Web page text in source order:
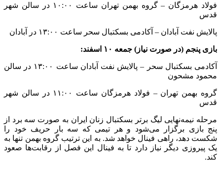
فولاد هرمزگان – گروه بهمن تهران ساعت ۱۰:۰۰ در سالن شهر
قدس
پالایش نفت آبادان – آکادمی بسکتبال سحر ساعت ۱۳:۰۰ در آبادان
بازی پنجم (در صورت نیاز) جمعه ۱۰ اسفند:
آکادمی بسکتبال سحر – پالایش نفت آبادان ساعت ۱۳:۰۰ در سالن
محمود مشحون
گروه بهمن تهران – فولاد هرمزگان ساعت ۱۱:۰۰ در سالن شهر
قدس
مرحله نیمه‌نهایی لیگ برتر بسکتبال زنان ایران به صورت سه برد از
پنج بازی برگزار می‌شود و هر تیمی که سه بار حریف خود را
شکست دهد، راهی فینال خواهد شد. به این ترتیب گروه بهمن تنها به
یک پیروزی دیگر نیاز دارد تا به فینال این فصل از رقابت‌ها صعود
کند.